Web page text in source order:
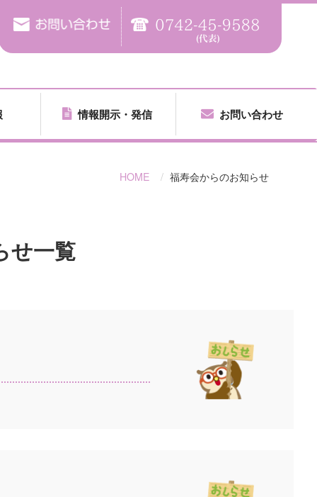
情報開示・発信 お問い合わせ
HOME 福寿会からのお知らせ
せ一覧